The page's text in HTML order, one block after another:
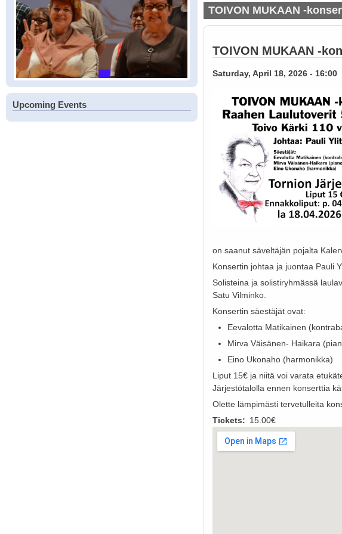
TOIVON MUKAAN -
TOIVON MUKAAN -
Saturday, April 18, 2026 - 16:00
on saanut säveltäjän pojalta
Konsertin johtaa ja juontaa Pauli
Solisteina ja solistiryhmässä
Satu Vilminko.
Konsertin säestäjät ovat:
Eevalotta Matikainen
Mirva Väisänen- Haikara
Eino Ukonaho (harmonikka)
Liput 15€ ja niitä voi varata
Järjestötalolla ennen konserttia
Olette lämpimästi tervetulleita
Tickets
15.00€
Upcoming Events